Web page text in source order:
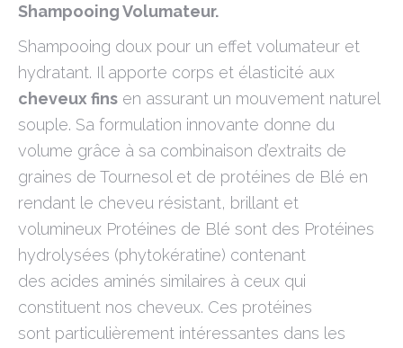
Shampooing Volumateur.
Shampooing doux pour un effet volumateur et
hydratant. Il apporte corps et élasticité aux
cheveux fins en assurant un mouvement naturel
souple. Sa formulation innovante donne du
volume grâce à sa combinaison d’extraits de
graines de Tournesol et de protéines de Blé en
rendant le cheveu résistant, brillant et
volumineux Protéines de Blé sont des Protéines
hydrolysées (phytokératine) contenant
des acides aminés similaires à ceux qui
constituent nos cheveux. Ces protéines
sont particulièrement intéressantes dans les